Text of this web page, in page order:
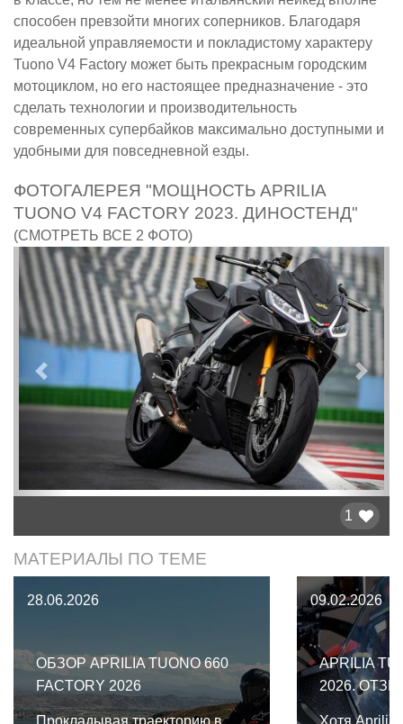
способен превзойти многих соперников. Благодаря
идеальной управляемости и покладистому характеру
Tuono V4 Factory может быть прекрасным городским
мотоциклом, но его настоящее предназначение - это
сделать технологии и производительность
современных супербайков максимально доступными и
удобными для повседневной езды.
ФОТОГАЛЕРЕЯ "МОЩНОСТЬ APRILIA
TUONO V4 FACTORY 2023. ДИНОСТЕНД"
(СМОТРЕТЬ ВСЕ 2 ФОТО)
Предыдущий
1
МАТЕРИАЛЫ ПО ТЕМЕ
28.06.2026
ОБЗОР APRILIA TUONO 660
FACTORY 2026
Прокладывая траекторию в
09.02.2026
APRILIA
2026.
Хотя Aprilia